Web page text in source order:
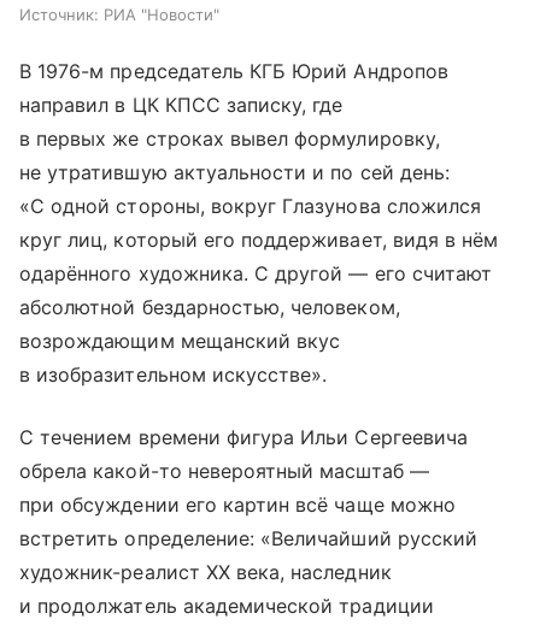
Источник: РИА "Новости"
В 1976-м председатель КГБ Юрий Андропов
направил в ЦК КПСС записку, где
в первых же строках вывел формулировку,
не утратившую актуальности и по сей день:
«С одной стороны, вокруг Глазунова сложился
круг лиц, который его поддерживает, видя в нём
одарённого художника. С другой — его считают
абсолютной бездарностью, человеком,
возрождающим мещанский вкус
в изобразительном искусстве».
С течением времени фигура Ильи Сергеевича
обрела ­какой-то невероятный мас­штаб —
при обсуждении его картин всё чаще можно
встретить определение: «Величайший русский
художник-реалист XX века, наследник
и продолжатель академической традиции